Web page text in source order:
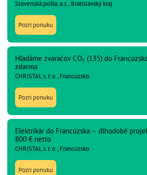
Slovenská pošta, a.s., Bratislavský kraj
Pozri ponuku
Hľadáme zváračov CO₂ (135) do
zdarma
CHRISTAL s. r. o., Francúzsko
Pozri ponuku
Elektrikár do Francúzska – dlhodobé
800 € netto
CHRISTAL s. r. o., Francúzsko
Pozri ponuku